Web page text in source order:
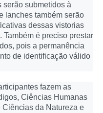
serão submetidos à
lanches também serão
dessas vistorias
é preciso prestar
pois a permanência
de identificação válido
fazem as
Ciências Humanas
da Natureza e